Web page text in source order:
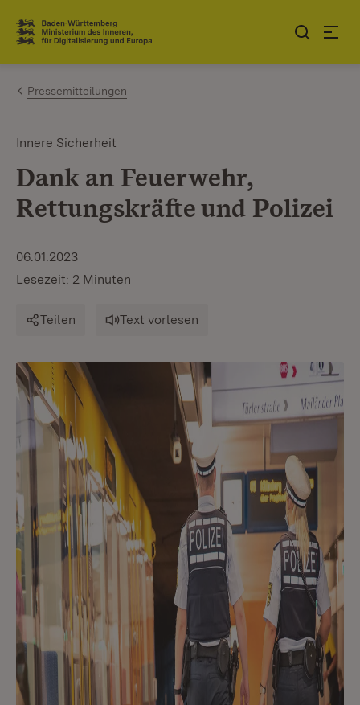
Zum Inhalt springen
Link zur Startseite
Pressemitteilungen
Innere Sicherheit
Dank an Feuerwehr,
Rettungskräfte und Polizei
06.01.2023
Lesezeit: 2 Minuten
Teilen Text vorlesen